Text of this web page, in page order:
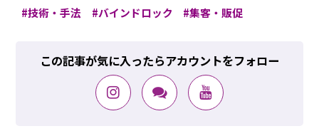
技術・手法
バインドロック 集客・販促
この記事が気に入ったらアカウントをフォロー